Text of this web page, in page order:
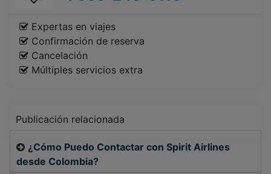
Expertas en viajes
Confirmación de reserva
Cancelación
Múltiples servicios extra
Publicación relacionada
¿Cómo Puedo Contactar con Spirit Airlines
desde Colombia?